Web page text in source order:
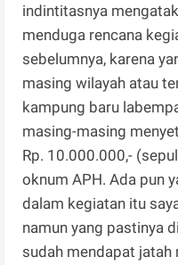
indintitasnya
menduga rencana
sebelumnya, karena
masing wilayah atau
kampung baru
masing-masing
Rp. 10.000.000,-
oknum APH. Ada pun
dalam kegiatan itu
namun yang pastinya
sudah mendapat jatah